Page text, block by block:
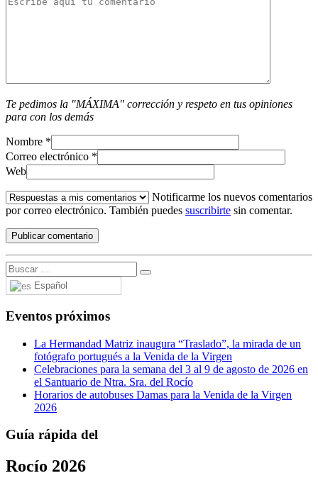
Te pedimos la "MÁXIMA" corrección y respeto en tus opiniones
para con los demás
Nombre *
Correo electrónico *
Web
Notificarme los nuevos comentarios
por correo electrónico. También puedes suscribirte sin comentar.
Español
Eventos próximos
La Hermandad Matriz inaugura “Traslado”, la mirada de un
fotógrafo portugués a la Venida de la Virgen
Celebraciones para la semana del 3 al 9 de agosto de 2026 en
el Santuario de Ntra. Sra. del Rocío
Horarios de autobuses Damas para la Venida de la Virgen
2026
Guía rápida del
Rocío 2026